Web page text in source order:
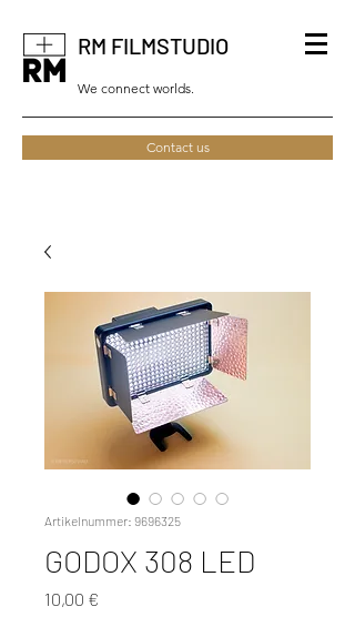
RM FILMSTUDIO
We connect worlds.
Contact us
Artikelnummer: 9696325
GODOX 308 LED
10,00 €